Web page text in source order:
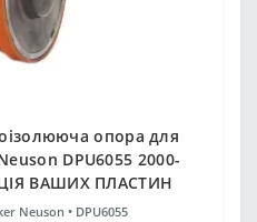
опора для
DPU6055 2000-
ВАШИХ ПЛАСТИН
Neuson • DPU6055